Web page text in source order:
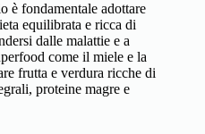
è fondamentale adottare
equilibrata e ricca di
dalle malattie e a
come il miele e la
frutta e verdura ricche di
proteine magre e